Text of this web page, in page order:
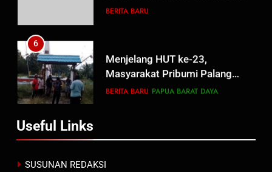
Berguru di Ponpes Dalwa
6
Masyarakat Pribumi Palang
Tugu Sejarah Trikora
Teminabuan
BERITA BARU
Wujud Komitmen Transparansi
BERITA BARU
Useful Links
SUSUNAN REDAKSI